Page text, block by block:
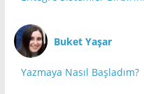
Buket Yaşar
Yazmaya Nasıl Başladım?